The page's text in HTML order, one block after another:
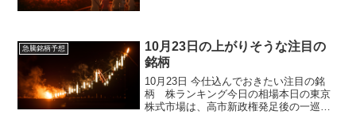
という非常に強いリバウ...
急騰銘柄予想
10月23日の上がりそうな注目の
銘柄
10月23日 今仕込んでおきたい注目の銘
柄 株ランキング今日の相場本日の東京
株式市場は、高市新政権発足後の一巡感